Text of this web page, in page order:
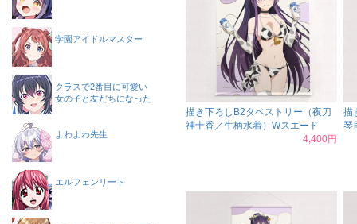
描き下ろしB2タペストリー（夜刀
神十香／牛柄水着）Wスエード
4,400円
描
琴
学園アイドルマスター
クラスで2番目に可愛い
女の子と友だちになった
よわよわ先生
エルフェンリート